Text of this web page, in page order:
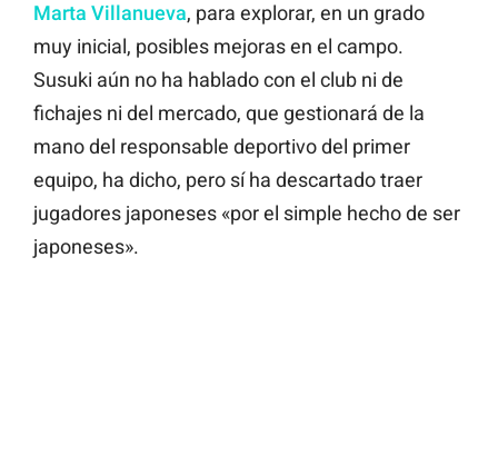
Marta Villanueva, para explorar, en un grado
muy inicial, posibles mejoras en el campo.
Susuki aún no ha hablado con el club ni de
fichajes ni del mercado, que gestionará de la
mano del responsable deportivo del primer
equipo, ha dicho, pero sí ha descartado traer
jugadores japoneses «por el simple hecho de ser
japoneses».